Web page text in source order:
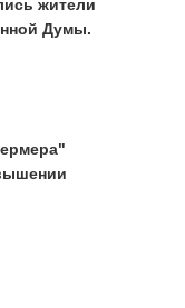
жители
Думы.